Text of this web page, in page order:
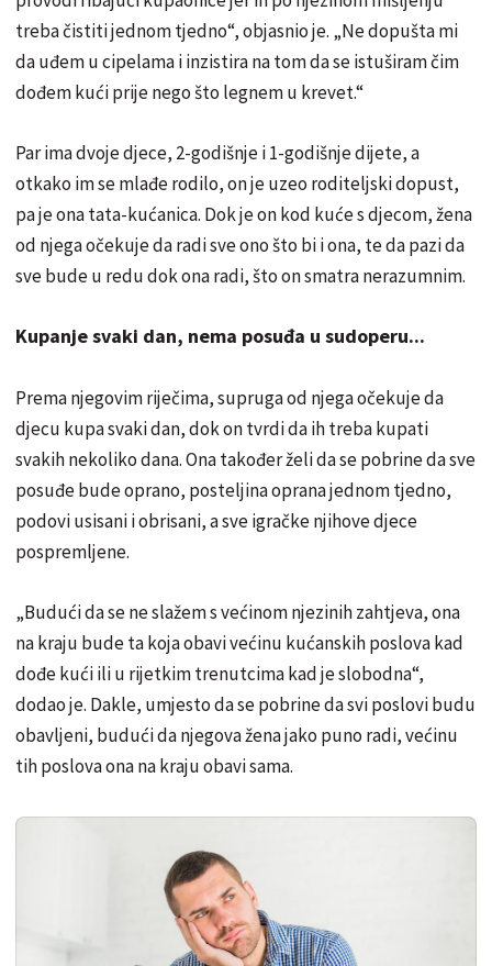
treba čistiti jednom tjedno“, objasnio je. „Ne dopušta mi
da uđem u cipelama i inzistira na tom da se istuširam čim
dođem kući prije nego što legnem u krevet.“
Par ima dvoje djece, 2-godišnje i 1-godišnje dijete, a
otkako im se mlađe rodilo, on je uzeo roditeljski dopust,
pa je ona tata-kućanica. Dok je on kod kuće s djecom, žena
od njega očekuje da radi sve ono što bi i ona, te da pazi da
sve bude u redu dok ona radi, što on smatra nerazumnim.
Kupanje svaki dan, nema posuđa u sudoperu...
Prema njegovim riječima, supruga od njega očekuje da
djecu kupa svaki dan, dok on tvrdi da ih treba kupati
svakih nekoliko dana. Ona također želi da se pobrine da sve
posuđe bude oprano, posteljina oprana jednom tjedno,
podovi usisani i obrisani, a sve igračke njihove djece
pospremljene.
„Budući da se ne slažem s većinom njezinih zahtjeva, ona
na kraju bude ta koja obavi većinu kućanskih poslova kad
dođe kući ili u rijetkim trenutcima kad je slobodna“,
dodao je. Dakle, umjesto da se pobrine da svi poslovi budu
obavljeni, budući da njegova žena jako puno radi, većinu
tih poslova ona na kraju obavi sama.